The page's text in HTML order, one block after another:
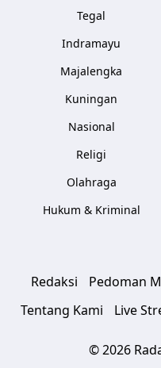
Tegal
Indramayu
Majalengka
Kuningan
Nasional
Religi
Olahraga
Hukum & Kriminal
Redaksi Pedoman
Tentang Kami
Live
© 2026